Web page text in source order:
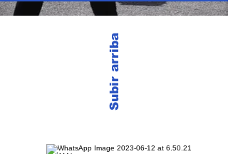
Subir arriba